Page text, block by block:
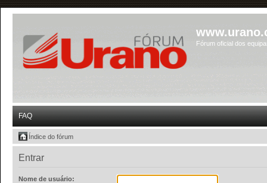
Fórum oficial dos
FAQ
Índice do fórum
Entrar
Nome de usuário: